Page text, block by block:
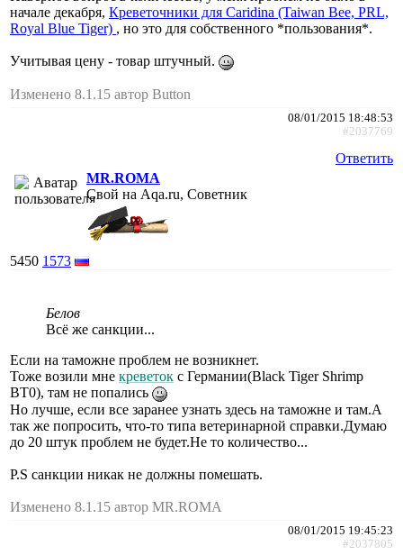
начале декабря, Креветочники для Сaridina (Taiwan Bee, PRL,
Royal Blue Tiger) , но это для собственного *пользования*.
Учитывая цену - товар штучный.
Изменено 8.1.15 автор Button
08/01/2015 18:48:53
#2037769
Ответить
MR.ROMA
Свой на Aqa.ru, Советник
5450 1573
Белов
Всё же санкции...
Если на таможне проблем не возникнет.
Тоже возили мне креветок с Германии(Black Tiger Shrimp
BT0), там не попались
Но лучше, если все заранее узнать здесь на таможне и там.А
так же попросить, что-то типа ветеринарной справки.Думаю
до 20 штук проблем не будет.Не то количество...
P.S санкции никак не должны помешать.
Изменено 8.1.15 автор MR.ROMA
08/01/2015 19:45:23
#2037805